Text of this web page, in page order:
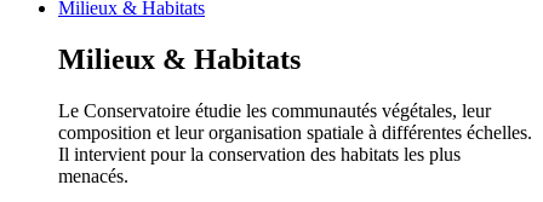
Milieux & Habitats
Milieux & Habitats
Le Conservatoire étudie les communautés végétales, leur
composition et leur organisation spatiale à différentes échelles.
Il intervient pour la conservation des habitats les plus
menacés.